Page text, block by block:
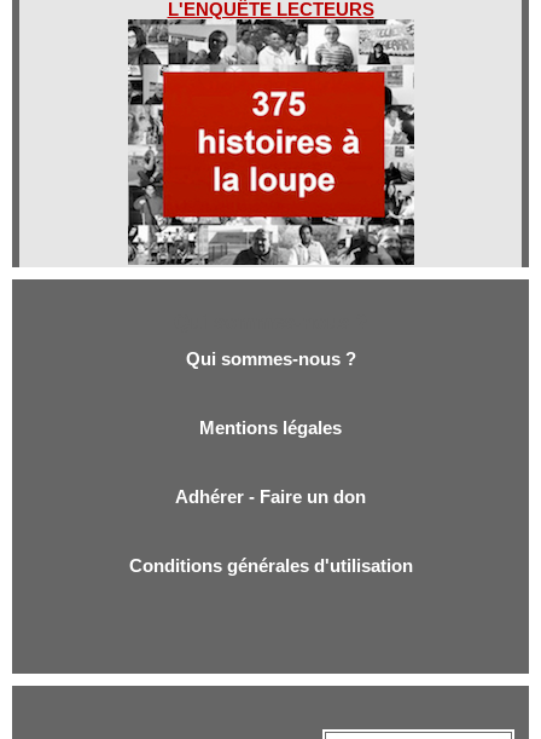
L'ENQUÊTE LECTEURS
Qui sommes-nous ?
Mentions légales
Adhérer - Faire un don
Conditions générales d'utilisation